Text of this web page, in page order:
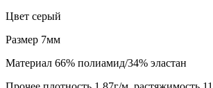
Цвет серый
Размер 7мм
Материал 66% полиамид/34% эластан